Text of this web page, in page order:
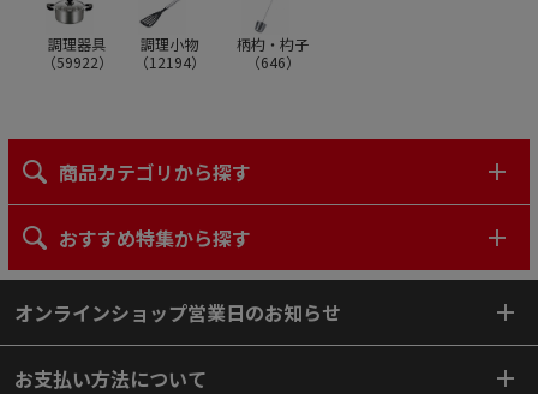
調理器具
（59922）
調理小物
（12194）
柄杓・杓子
（646）
商品カテゴリから探す
おすすめ特集から探す
オンラインショップ営業日のお知らせ
お支払い方法について